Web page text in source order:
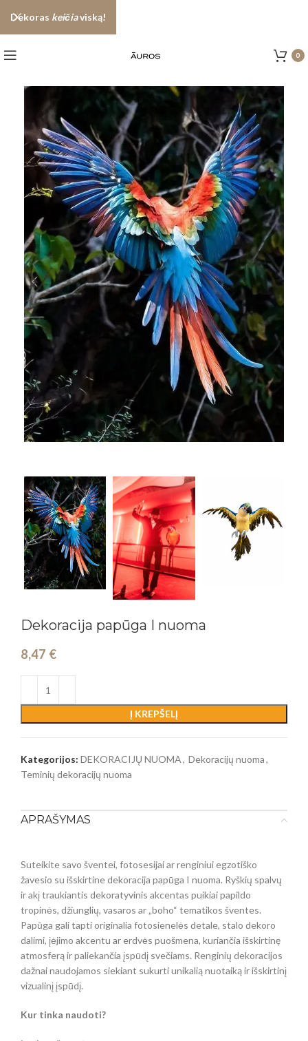
0
Dekoracija papūga I nuoma
8,47 €
Į KREPŠELĮ
Kategorijos: DEKORACIJŲ NUOMA, Dekoracijų nuoma,
Teminių dekoracijų nuoma
APRAŠYMAS
Suteikite savo šventei, fotosesijai ar renginiui egzotiško
žavesio su išskirtine dekoracija papūga I nuoma. Ryškių spalvų
ir akį traukiantis dekoratyvinis akcentas puikiai papildo
tropinės, džiunglių, vasaros ar „boho“ tematikos šventes.
Papūga gali tapti originalia fotosienelės detale, stalo dekoro
dalimi, įėjimo akcentu ar erdvės puošmena, kuriančia išskirtinę
atmosferą ir paliekančia įspūdį svečiams. Renginių dekoracijos
dažnai naudojamos siekiant sukurti unikalią nuotaiką ir išskirtinį
vizualinį įspūdį.
Kur tinka naudoti?
Dekoras keičiaviską!